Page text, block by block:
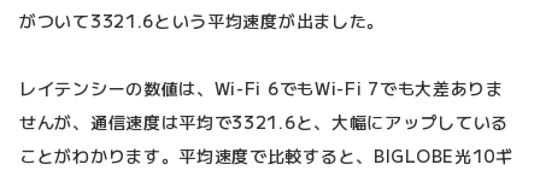
がついて3321.6という平均速度が出ました。
レイテンシーの数値は、Wi-Fi 6でもWi-Fi 7でも大差ありま
せんが、通信速度は平均で3321.6と、大幅にアップしている
ことがわかります。平均速度で比較すると、BIGLOBE光10ギ